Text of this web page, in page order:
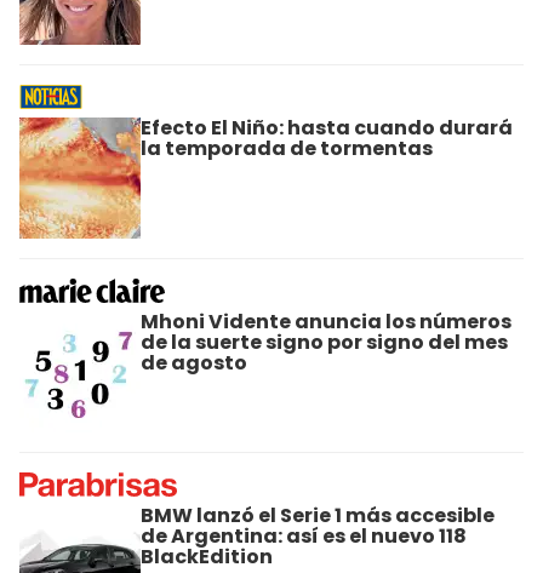
Efecto El Niño: hasta cuando durará
la temporada de tormentas
Mhoni Vidente anuncia los números
de la suerte signo por signo del mes
de agosto
BMW lanzó el Serie 1 más accesible
de Argentina: así es el nuevo 118
BlackEdition